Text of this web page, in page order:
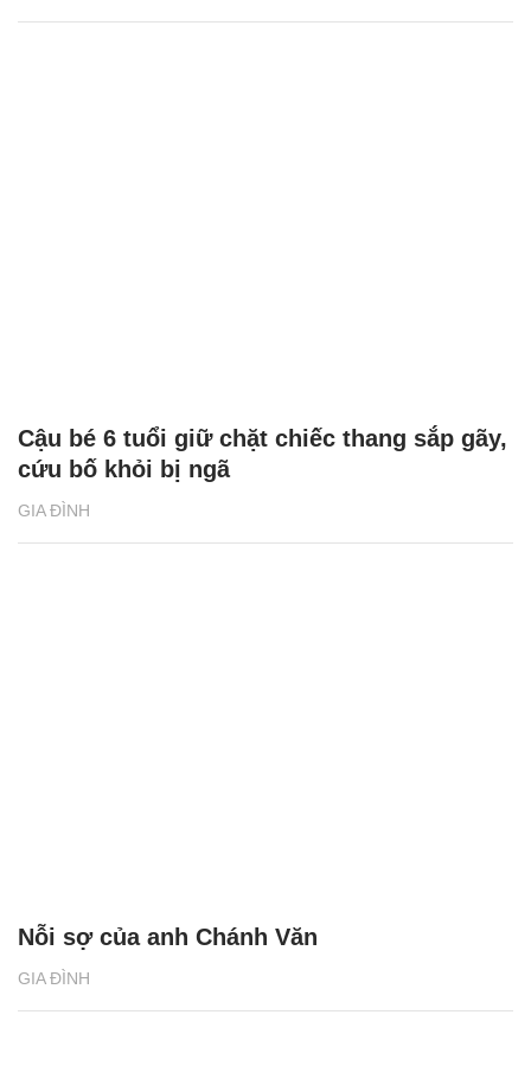
GIA ĐÌNH
Cậu bé 6 tuổi giữ chặt chiếc thang sắp gãy,
cứu bố khỏi bị ngã
GIA ĐÌNH
Nỗi sợ của anh Chánh Văn